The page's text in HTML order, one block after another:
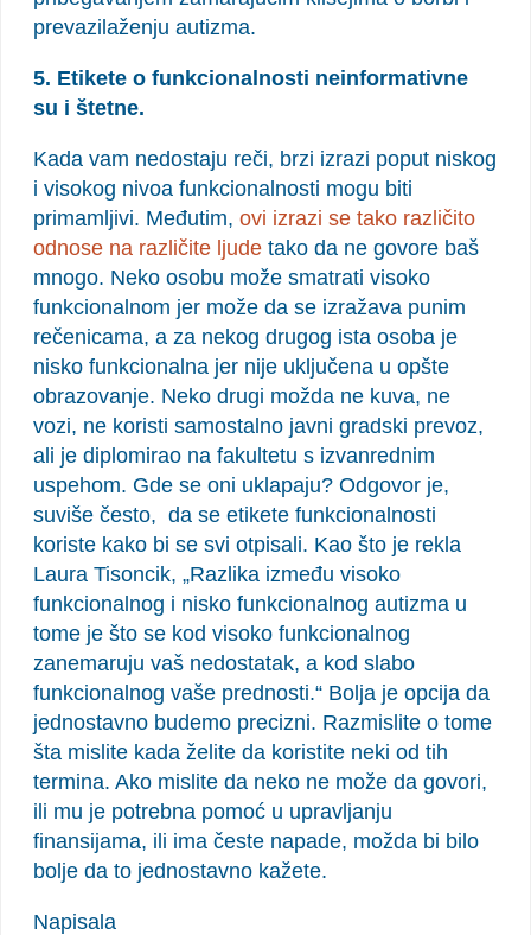
prevazilaženju autizma.
5. Etikete o funkcionalnosti neinformativne
su i štetne.
Kada vam nedostaju reči, brzi izrazi poput niskog
i visokog nivoa funkcionalnosti mogu biti
primamljivi. Međutim, ovi izrazi se tako različito
odnose na različite ljude tako da ne govore baš
mnogo. Neko osobu može smatrati visoko
funkcionalnom jer može da se izražava punim
rečenicama, a za nekog drugog ista osoba je
nisko funkcionalna jer nije uključena u opšte
obrazovanje. Neko drugi možda ne kuva, ne
vozi, ne koristi samostalno javni gradski prevoz,
ali je diplomirao na fakultetu s izvanrednim
uspehom. Gde se oni uklapaju? Odgovor je,
suviše često, da se etikete funkcionalnosti
koriste kako bi se svi otpisali. Kao što je rekla
Laura Tisoncik, „Razlika između visoko
funkcionalnog i nisko funkcionalnog autizma u
tome je što se kod visoko funkcionalnog
zanemaruju vaš nedostatak, a kod slabo
funkcionalnog vaše prednosti.“ Bolja je opcija da
jednostavno budemo precizni. Razmislite o tome
šta mislite kada želite da koristite neki od tih
termina. Ako mislite da neko ne može da govori,
ili mu je potrebna pomoć u upravljanju
finansijama, ili ima česte napade, možda bi bilo
bolje da to jednostavno kažete.
Napisala